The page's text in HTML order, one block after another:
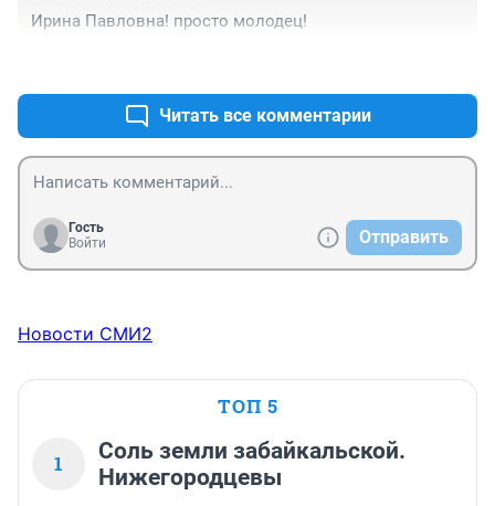
Ирина Павловна! просто молодец!
Читать все комментарии
Гость
Войти
Отправить
Новости СМИ2
ТОП 5
1
Соль земли забайкальской.
Нижегородцевы